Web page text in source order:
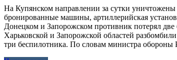
На Купянском направлении за сутки
бронированные машины, артиллерийская
Донецком и Запорожском противник потерял
Харьковской и Запорожской областей
три беспилотника. По словам министра